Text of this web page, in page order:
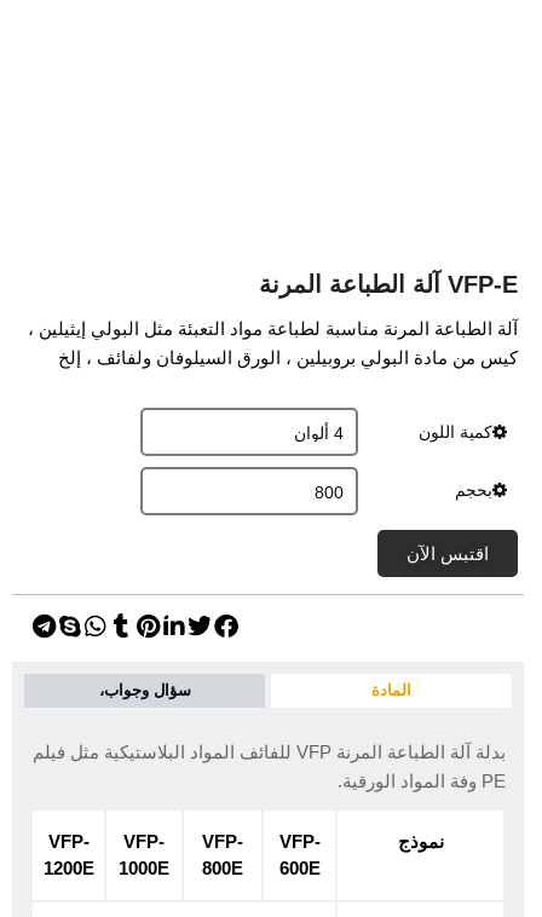
VFP-E آلة الطباعة المرنة
آلة الطباعة المرنة مناسبة لطباعة مواد التعبئة مثل البولي إيثيلين ،
كيس من مادة البولي بروبيلين ، الورق السيلوفان ولفائف ، إلخ
كمية اللون
بحجم
اقتبس الآن
المادة سؤال وجواب،
بدلة آلة الطباعة المرنة VFP للفائف المواد البلاستيكية مثل فيلم
PE وفة المواد الورقية.
نموذج
VFP-
600E
VFP-
800E
VFP-
1000E
VFP-
1200E